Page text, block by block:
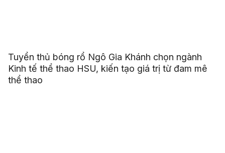
Tuyển thủ bóng rổ Ngô Gia Khánh chọn ngành
Kinh tế thể thao HSU, kiến tạo giá trị từ đam mê
thể thao